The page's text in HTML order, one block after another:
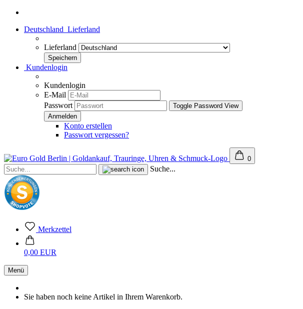
Deutschland Lieferland
Lieferland
Kundenlogin
Kundenlogin
E-Mail
Passwort
Toggle Password View
Konto erstellen
Passwort vergessen?
0
Suche...
Merkzettel
0,00 EUR
Menü
Sie haben noch keine Artikel in Ihrem Warenkorb.